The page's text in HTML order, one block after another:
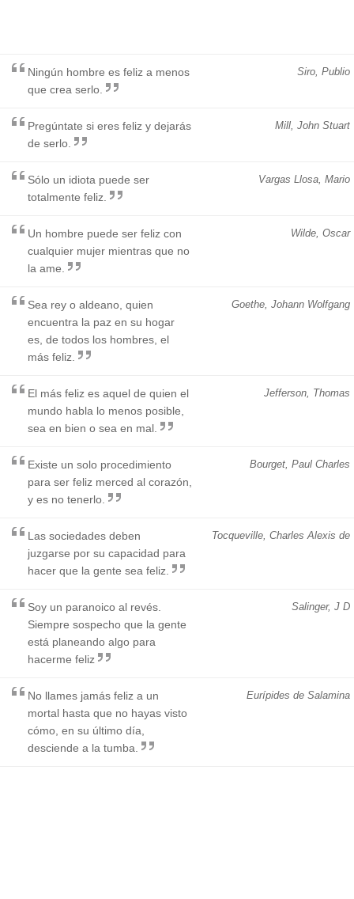
Siro, Publio
Ningún hombre es feliz a menos
que crea serlo.
Mill, John Stuart
Pregúntate si eres feliz y dejarás
de serlo.
Vargas Llosa, Mario
Sólo un idiota puede ser
totalmente feliz.
Wilde, Oscar
Un hombre puede ser feliz con
cualquier mujer mientras que no
la ame.
Goethe, Johann Wolfgang
Sea rey o aldeano, quien
encuentra la paz en su hogar
es, de todos los hombres, el
más feliz.
Jefferson, Thomas
El más feliz es aquel de quien el
mundo habla lo menos posible,
sea en bien o sea en mal.
Bourget, Paul Charles
Existe un solo procedimiento
para ser feliz merced al corazón,
y es no tenerlo.
Tocqueville, Charles Alexis de
Las sociedades deben
juzgarse por su capacidad para
hacer que la gente sea feliz.
Salinger, J D
Soy un paranoico al revés.
Siempre sospecho que la gente
está planeando algo para
hacerme feliz
Eurípides de Salamina
No llames jamás feliz a un
mortal hasta que no hayas visto
cómo, en su último día,
desciende a la tumba.